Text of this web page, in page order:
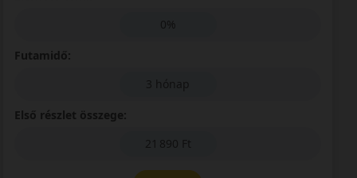
0%
Futamidő:
3 hónap
Első részlet összege:
21 890 Ft